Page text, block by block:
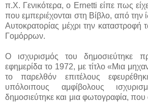
π.Χ. Γενικότερα, ο Ernetti είπε πως
που εμπεριέχονται στη Βίβλο, από την
Αυτοκρατορίας μέχρι την
Γομόρρων.
Ο ισχυρισμός του δημοσιεύτηκε
εφημερίδα το 1972, με τίτλο «Μια
το παρελθόν επιτέλους
υπόλοιπους αμφίβολους
δημοσιεύτηκε και μια φωτογραφία, που